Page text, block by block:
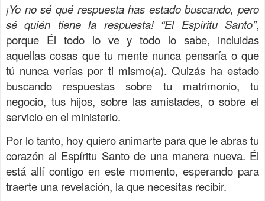
¡Yo no sé qué respuesta has estado buscando, pero
sé quién tiene la respuesta! “El Espíritu Santo”,
porque Él todo lo ve y todo lo sabe, incluidas
aquellas cosas que tu mente nunca pensaría o que
tú nunca verías por ti mismo(a). Quizás ha estado
buscando respuestas sobre tu matrimonio, tu
negocio, tus hijos, sobre las amistades, o sobre el
servicio en el ministerio.
Por lo tanto, hoy quiero animarte para que le abras tu
corazón al Espíritu Santo de una manera nueva. Él
está allí contigo en este momento, esperando para
traerte una revelación, la que necesitas recibir.